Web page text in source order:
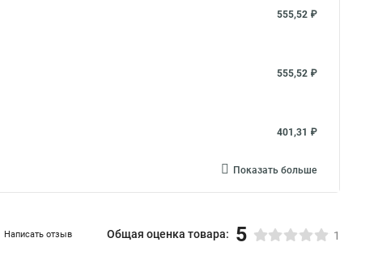
555,52 ₽
555,52 ₽
401,31 ₽
Показать больше
Написать отзыв Общая оценка товара: 5 1